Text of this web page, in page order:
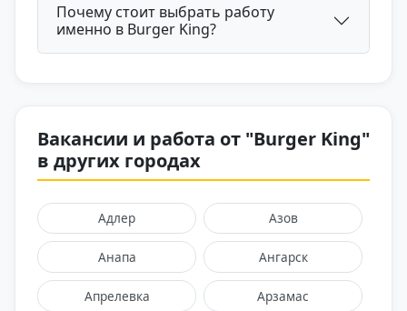
Почему стоит выбрать работу
именно в Burger King?
Вакансии и работа от "Burger King"
в других городах
Адлер Азов
Анапа Ангарск
Апрелевка Арзамас